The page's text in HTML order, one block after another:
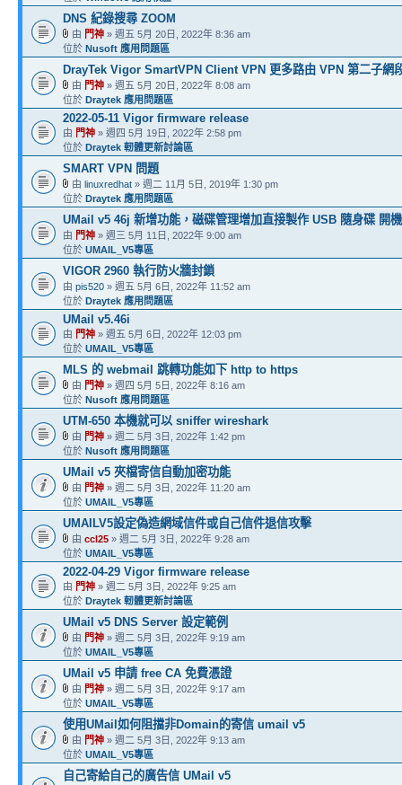
DNS 紀錄搜尋 ZOOM
由 門神 » 週五 5月 20日, 2022年 8:36 am
位於 Nusoft 應用問題區
DrayTek Vigor SmartVPN Client VPN 更多路由 VPN 第二子網
由 門神 » 週五 5月 20日, 2022年 8:08 am
位於 Draytek 應用問題區
2022-05-11 Vigor firmware release
由 門神 » 週四 5月 19日, 2022年 2:58 pm
位於 Draytek 軔體更新討論區
SMART VPN 問題
由 linuxredhat » 週二 11月 5日, 2019年 1:30 pm
位於 Draytek 應用問題區
UMail v5 46j 新增功能，磁碟管理增加直接製作 USB 隨身碟 開
由 門神 » 週三 5月 11日, 2022年 9:00 am
位於 UMAIL_V5專區
VIGOR 2960 執行防火牆封鎖
由 pis520 » 週五 5月 6日, 2022年 11:52 am
位於 Draytek 應用問題區
UMail v5.46i
由 門神 » 週五 5月 6日, 2022年 12:03 pm
位於 UMAIL_V5專區
MLS 的 webmail 跳轉功能如下 http to https
由 門神 » 週四 5月 5日, 2022年 8:16 am
位於 Nusoft 應用問題區
UTM-650 本機就可以 sniffer wireshark
由 門神 » 週二 5月 3日, 2022年 1:42 pm
位於 Nusoft 應用問題區
UMail v5 夾檔寄信自動加密功能
由 門神 » 週二 5月 3日, 2022年 11:20 am
位於 UMAIL_V5專區
UMAILV5設定偽造網域信件或自己信件退信攻擊
由 ccl25 » 週二 5月 3日, 2022年 9:28 am
位於 UMAIL_V5專區
2022-04-29 Vigor firmware release
由 門神 » 週二 5月 3日, 2022年 9:25 am
位於 Draytek 軔體更新討論區
UMail v5 DNS Server 設定範例
由 門神 » 週二 5月 3日, 2022年 9:19 am
位於 UMAIL_V5專區
UMail v5 申請 free CA 免費憑證
由 門神 » 週二 5月 3日, 2022年 9:17 am
位於 UMAIL_V5專區
使用UMail如何阻擋非Domain的寄信 umail v5
由 門神 » 週二 5月 3日, 2022年 9:13 am
位於 UMAIL_V5專區
自己寄給自己的廣告信 UMail v5